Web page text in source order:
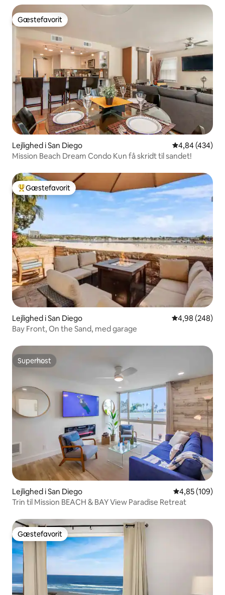
Gæstefavorit
Gæstefavorit
Lejlighed i San Diego 4,84 ud af 5 i
4,84 (434)
Mission Beach Dream Condo Kun få skridt til sandet!
Bedste gæstefavorit
Gæstefavorit
Lejlighed i San Diego 4,98 ud af 5 i
4,98 (248)
Bay Front, On the Sand, med garage
Superhost
Superhost
Lejlighed i San Diego 4,85 ud af 5 i
4,85 (109)
Trin til Mission BEACH & BAY View Paradise Retreat
Gæstefavorit
Gæstefavorit